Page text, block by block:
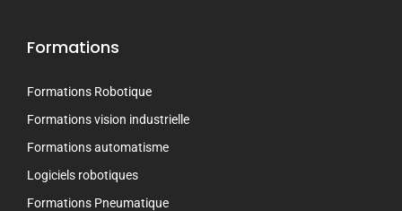
Formations
Formations Robotique
Formations vision industrielle
Formations automatisme
Logiciels robotiques
Formations Pneumatique